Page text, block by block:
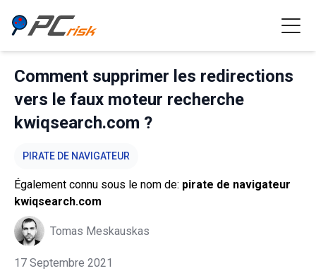
Comment supprimer les redirections
vers le faux moteur recherche
kwiqsearch.com ?
PIRATE DE NAVIGATEUR
Également connu sous le nom de: pirate de navigateur
kwiqsearch.com
Tomas Meskauskas
17 Septembre 2021